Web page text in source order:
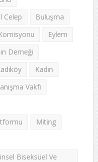
Celep
Buluşma
Eylem
Derneği
Kadın
Vakfı
Miting
Biseksüel Ve